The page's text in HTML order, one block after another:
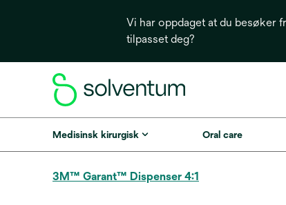
Vi har oppdaget at du besøker
tilpasset deg?
Medisinsk kirurgisk Oral care
3M™ Garant™ Dispenser 4:1